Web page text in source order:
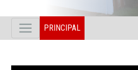
PRINCIPAL